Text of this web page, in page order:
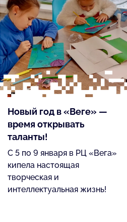
Новый год в «Веге» —
время открывать
таланты!
С 5 по 9 января в РЦ «Вега»
кипела настоящая
творческая и
интеллектуальная жизнь!